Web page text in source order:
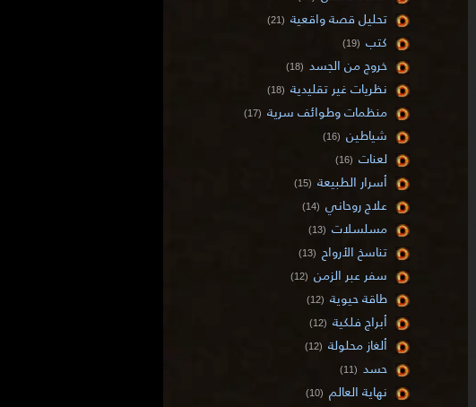
تحليل قصة واقعية (21)
كتب (19)
خروج من الجسد (18)
نظريات غير تقليدية (18)
منظمات وطوائف سرية (17)
شياطين (16)
لعنات (16)
أسرار الطبيعة (15)
علاج روحاني (14)
مسلسلات (13)
تناسخ الأرواح (13)
سفر عبر الزمن (12)
طاقة حيوية (12)
أبراج فلكية (12)
ألغاز محلولة (12)
حسد (11)
نهاية العالم (10)